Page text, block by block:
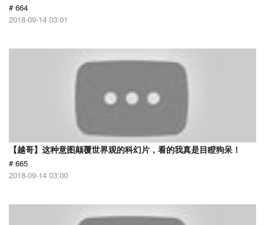
# 664
2018-09-14 03:01
【越哥】这种意图颠覆世界观的科幻片，看的我真是目瞪狗呆！
# 665
2018-09-14 03:00